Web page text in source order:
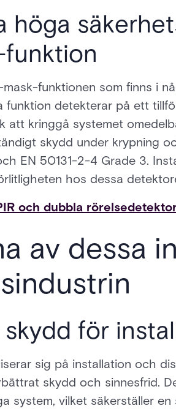
höga
funktionen som finns i
funktion detekterar på ett
att kringgå systemet
skydd under krypning
EN 50131-2-4 Grade 3.
hos dessa
och dubbla
av dessa
för
sig på installation och
skydd och sinnesfrid.
system, vilket säkerställer